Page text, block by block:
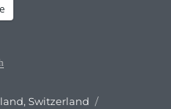
,Switzerland